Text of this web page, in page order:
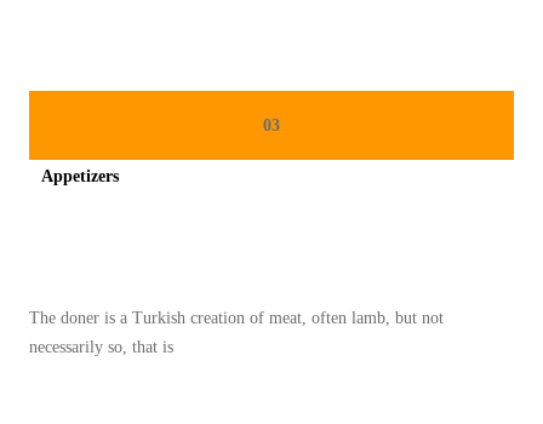
03
Appetizers
The doner is a Turkish creation of meat, often lamb, but not
necessarily so, that is